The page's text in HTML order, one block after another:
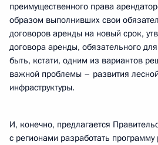
преимущественного права
образом выполнивших свои
договоров аренды на новый срок,
договора аренды, обязательного
быть, кстати, одним из вариантов
важной проблемы – развития
инфраструктуры.
И, конечно, предлагается
с регионами разработать программу